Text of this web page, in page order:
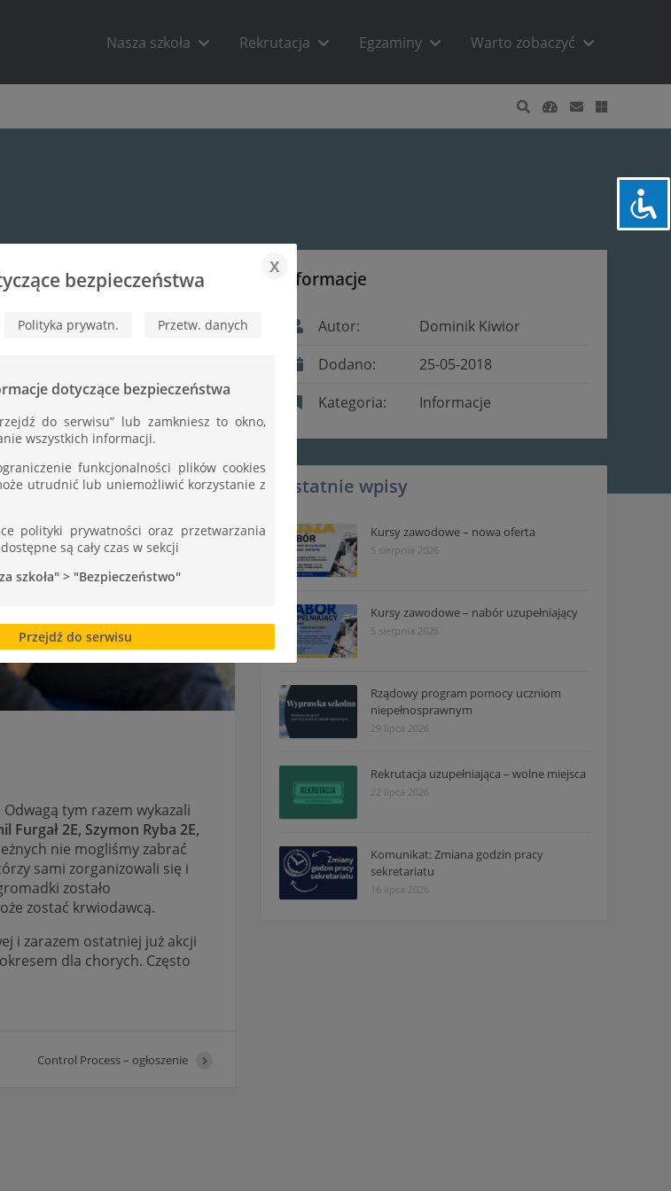
Nasza szkoła Rekrutacja Egzaminy Warto zobaczyć
Odwagą tym razem wykazali
Furgał 2E, Szymon Ryba 2E,
nie mogliśmy zabrać
sami zorganizowali się i
zostało
zostać krwiodawcą.
i zarazem ostatniej już akcji
dla chorych. Często
Control Process – ogłoszenie
Informacje
Autor:
Dominik Kiwior
Dodano:
25-05-2018
Kategoria:
Informacje
Ostatnie wpisy
Kursy zawodowe – nowa oferta
5 sierpnia 2026
Kursy zawodowe – nabór uzupełniający
5 sierpnia 2026
Rządowy program pomocy uczniom
niepełnosprawnym
29 lipca 2026
Rekrutacja uzupełniająca – wolne miejsca
22 lipca 2026
Komunikat: Zmiana godzin pracy
sekretariatu
16 lipca 2026
bezpieczeństwa
x
Polityka prywatn. Przetw. danych
dotyczące bezpieczeństwa
do serwisu” lub zamkniesz to okno,
wszystkich informacji.
funkcjonalności plików cookies
utrudnić lub uniemożliwić korzystanie z
polityki prywatności oraz przetwarzania
są cały czas w sekcji
szkoła" > "Bezpieczeństwo"
Przejdź do serwisu